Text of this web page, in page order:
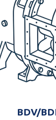
BDV/